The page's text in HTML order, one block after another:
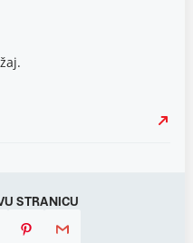
STRANICU